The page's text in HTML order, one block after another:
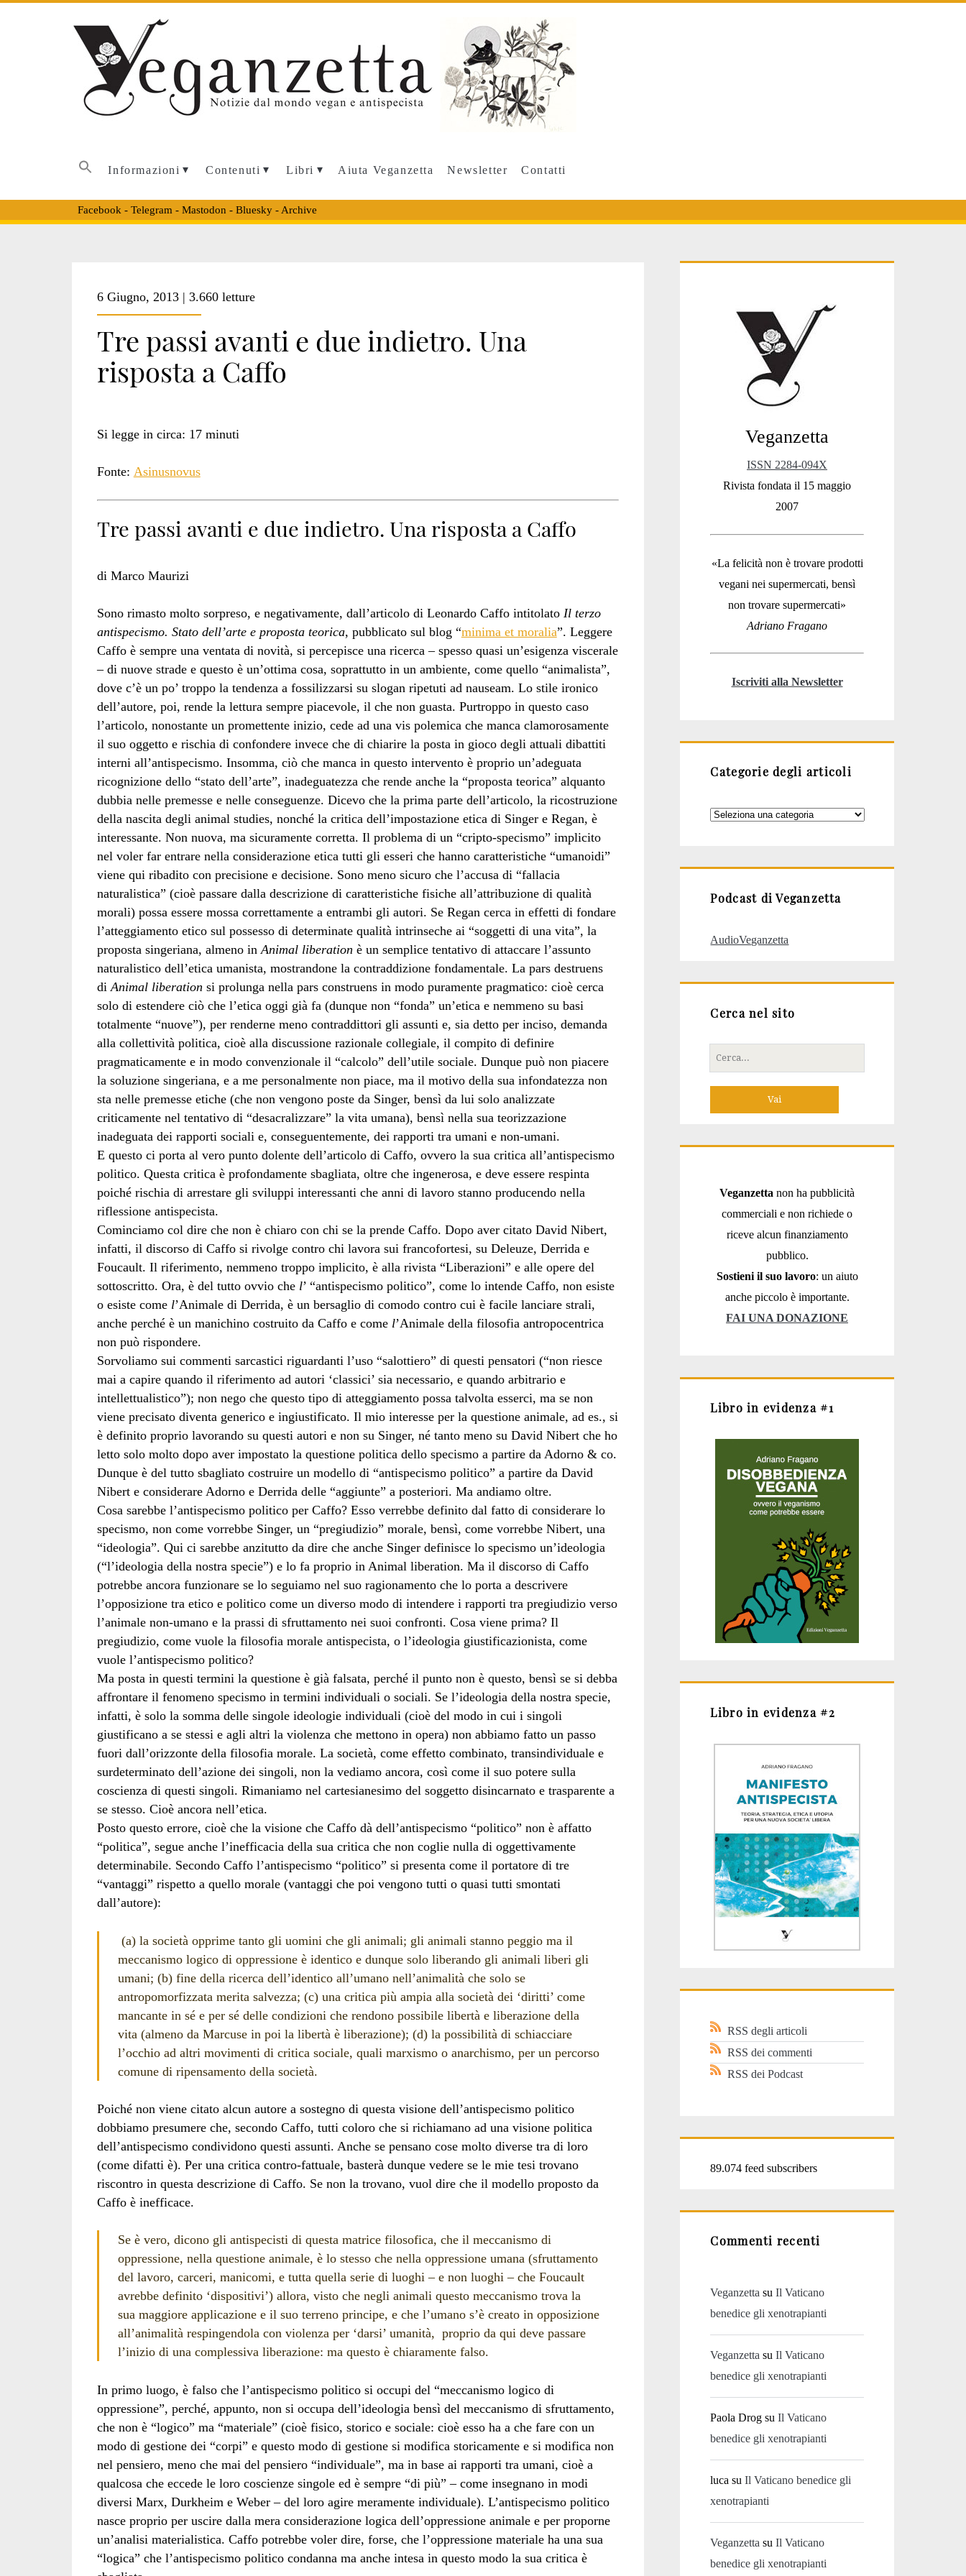
Informazioni Contenuti Libri Aiuta Veganzetta Newsletter Contatti
Facebook - Telegram - Mastodon - Bluesky- Archive
6 Giugno, 2013 | 3.660 letture
Tre passi avanti e due indietro. Una
risposta a Caffo
Si legge in circa: 17 minuti
Fonte: Asinusnovus
Tre passi avanti e due indietro. Una risposta a Caffo
di Marco Maurizi
Sono rimasto molto sorpreso, e negativamente, dall’articolo di Leonardo Caffo intitolato Il terzo
antispecismo. Stato dell’arte e proposta teorica, pubblicato sul blog “minima et moralia”. Leggere
Caffo è sempre una ventata di novità, si percepisce una ricerca – spesso quasi un’esigenza viscerale
– di nuove strade e questo è un’ottima cosa, soprattutto in un ambiente, come quello “animalista”,
dove c’è un po’ troppo la tendenza a fossilizzarsi su slogan ripetuti ad nauseam. Lo stile ironico
dell’autore, poi, rende la lettura sempre piacevole, il che non guasta. Purtroppo in questo caso
l’articolo, nonostante un promettente inizio, cede ad una vis polemica che manca clamorosamente
il suo oggetto e rischia di confondere invece che di chiarire la posta in gioco degli attuali dibattiti
interni all’antispecismo. Insomma, ciò che manca in questo intervento è proprio un’adeguata
ricognizione dello “stato dell’arte”, inadeguatezza che rende anche la “proposta teorica” alquanto
dubbia nelle premesse e nelle conseguenze. Dicevo che la prima parte dell’articolo, la ricostruzione
della nascita degli animal studies, nonché la critica dell’impostazione etica di Singer e Regan, è
interessante. Non nuova, ma sicuramente corretta. Il problema di un “cripto-specismo” implicito
nel voler far entrare nella considerazione etica tutti gli esseri che hanno caratteristiche “umanoidi”
viene qui ribadito con precisione e decisione. Sono meno sicuro che l’accusa di “fallacia
naturalistica” (cioè passare dalla descrizione di caratteristiche fisiche all’attribuzione di qualità
morali) possa essere mossa correttamente a entrambi gli autori. Se Regan cerca in effetti di fondare
l’atteggiamento etico sul possesso di determinate qualità intrinseche ai “soggetti di una vita”, la
proposta singeriana, almeno inAnimal liberation è un semplice tentativo di attaccare l’assunto
naturalistico dell’etica umanista, mostrandone la contraddizione fondamentale. La pars destruens
diAnimal liberation si prolunga nella pars construens in modo puramente pragmatico: cioè cerca
solo di estendere ciò che l’etica oggi già fa (dunque non “fonda” un’etica e nemmeno su basi
totalmente “nuove”), per renderne meno contraddittori gli assunti e, sia detto per inciso, demanda
alla collettività politica, cioè alla discussione razionale collegiale, il compito di definire
pragmaticamente e in modo convenzionale il “calcolo” dell’utile sociale. Dunque può non piacere
la soluzione singeriana, e a me personalmente non piace, ma il motivo della sua infondatezza non
sta nelle premesse etiche (che non vengono poste da Singer, bensì da lui solo analizzate
criticamente nel tentativo di “desacralizzare” la vita umana), bensì nella sua teorizzazione
inadeguata dei rapporti sociali e, conseguentemente, dei rapporti tra umani e non-umani.
E questo ci porta al vero punto dolente dell’articolo di Caffo, ovvero la sua critica all’antispecismo
politico. Questa critica è profondamente sbagliata, oltre che ingenerosa, e deve essere respinta
poiché rischia di arrestare gli sviluppi interessanti che anni di lavoro stanno producendo nella
riflessione antispecista.
Cominciamo col dire che non è chiaro con chi se la prende Caffo. Dopo aver citato David Nibert,
infatti, il discorso di Caffo si rivolge contro chi lavora sui francofortesi, su Deleuze, Derrida e
Foucault. Il riferimento, nemmeno troppo implicito, è alla rivista “Liberazioni” e alle opere del
sottoscritto. Ora, è del tutto ovvio che l’ “antispecismo politico”, come lo intende Caffo, non esiste
o esiste come l’Animale di Derrida, è un bersaglio di comodo contro cui è facile lanciare strali,
anche perché è un manichino costruito da Caffo e come l’Animale della filosofia antropocentrica
non può rispondere.
Sorvoliamo sui commenti sarcastici riguardanti l’uso “salottiero” di questi pensatori (“non riesce
mai a capire quando il riferimento ad autori ‘classici’ sia necessario, e quando arbitrario e
intellettualistico”); non nego che questo tipo di atteggiamento possa talvolta esserci, ma se non
viene precisato diventa generico e ingiustificato. Il mio interesse per la questione animale, ad es., si
è definito proprio lavorando su questi autori e non su Singer, né tanto meno su David Nibert che ho
letto solo molto dopo aver impostato la questione politica dello specismo a partire da Adorno & co.
Dunque è del tutto sbagliato costruire un modello di “antispecismo politico” a partire da David
Nibert e considerare Adorno e Derrida delle “aggiunte” a posteriori. Ma andiamo oltre.
Cosa sarebbe l’antispecismo politico per Caffo? Esso verrebbe definito dal fatto di considerare lo
specismo, non come vorrebbe Singer, un “pregiudizio” morale, bensì, come vorrebbe Nibert, una
“ideologia”. Qui ci sarebbe anzitutto da dire che anche Singer definisce lo specismo un’ideologia
(“l’ideologia della nostra specie”) e lo fa proprio in Animal liberation. Ma il discorso di Caffo
potrebbe ancora funzionare se lo seguiamo nel suo ragionamento che lo porta a descrivere
l’opposizione tra etico e politico come un diverso modo di intendere i rapporti tra pregiudizio verso
l’animale non-umano e la prassi di sfruttamento nei suoi confronti. Cosa viene prima? Il
pregiudizio, come vuole la filosofia morale antispecista, o l’ideologia giustificazionista, come
vuole l’antispecismo politico?
Ma posta in questi termini la questione è già falsata, perché il punto non è questo, bensì se si debba
affrontare il fenomeno specismo in termini individuali o sociali. Se l’ideologia della nostra specie,
infatti, è solo la somma delle singole ideologie individuali (cioè del modo in cui i singoli
giustificano a se stessi e agli altri la violenza che mettono in opera) non abbiamo fatto un passo
fuori dall’orizzonte della filosofia morale. La società, come effetto combinato, transindividuale e
surdeterminato dell’azione dei singoli, non la vediamo ancora, così come il suo potere sulla
coscienza di questi singoli. Rimaniamo nel cartesianesimo del soggetto disincarnato e trasparente a
se stesso. Cioè ancora nell’etica.
Posto questo errore, cioè che la visione che Caffo dà dell’antispecismo “politico” non è affatto
“politica”, segue anche l’inefficacia della sua critica che non coglie nulla di oggettivamente
determinabile. Secondo Caffo l’antispecismo “politico” si presenta come il portatore di tre
“vantaggi” rispetto a quello morale (vantaggi che poi vengono tutti o quasi tutti smontati
dall’autore):
(a) la società opprime tanto gli uomini che gli animali; gli animali stanno peggio ma il
meccanismo logico di oppressione è identico e dunque solo liberando gli animali liberi gli
umani; (b) fine della ricerca dell’identico all’umano nell’animalità che solo se
antropomorfizzata merita salvezza; (c) una critica più ampia alla società dei ‘diritti’ come
mancante in sé e per sé delle condizioni che rendono possibile libertà e liberazione della
vita (almeno da Marcuse in poi la libertà è liberazione); (d) la possibilità di schiacciare
l’occhio ad altri movimenti di critica sociale, quali marxismo o anarchismo, per un percorso
comune di ripensamento della società.
Poiché non viene citato alcun autore a sostegno di questa visione dell’antispecismo politico
dobbiamo presumere che, secondo Caffo, tutti coloro che si richiamano ad una visione politica
dell’antispecismo condividono questi assunti. Anche se pensano cose molto diverse tra di loro
(come difatti è). Per una critica contro-fattuale, basterà dunque vedere se le mie tesi trovano
riscontro in questa descrizione di Caffo. Se non la trovano, vuol dire che il modello proposto da
Caffo è inefficace.
Se è vero, dicono gli antispecisti di questa matrice filosofica, che il meccanismo di
oppressione, nella questione animale, è lo stesso che nella oppressione umana (sfruttamento
del lavoro, carceri, manicomi, e tutta quella serie di luoghi – e non luoghi – che Foucault
avrebbe definito ‘dispositivi’) allora, visto che negli animali questo meccanismo trova la
sua maggiore applicazione e il suo terreno principe, e che l’umano s’è creato in opposizione
all’animalità respingendola con violenza per ‘darsi’ umanità, proprio da qui deve passare
l’inizio di una complessiva liberazione: ma questo è chiaramente falso.
In primo luogo, è falso che l’antispecismo politico si occupi del “meccanismo logico di
oppressione”, perché, appunto, non si occupa dell’ideologia bensì del meccanismo di sfruttamento,
che non è “logico” ma “materiale” (cioè fisico, storico e sociale: cioè esso ha a che fare con un
modo di gestione dei “corpi” e questo modo di gestione si modifica storicamente e si modifica non
nel pensiero, meno che mai del pensiero “individuale”, ma in base ai rapporti tra umani, cioè a
qualcosa che eccede le loro coscienze singole ed è sempre “di più” – come insegnano in modi
diversi Marx, Durkheim e Weber – del loro agire meramente individuale). L’antispecismo politico
nasce proprio per uscire dalla mera considerazione logica dell’oppressione animale e per proporne
un’analisi materialistica. Caffo potrebbe voler dire, forse, che l’oppressione materiale ha una sua
“logica” che l’antispecismo politico condanna ma anche intesa in questo modo la sua critica è
Sidebar
Veganzetta
ISSN 2284-094X
Rivista fondata il 15 maggio
2007
«La felicità non è trovare prodotti
vegani nei supermercati, bensì
non trovare supermercati»
Adriano Fragano
Iscriviti alla Newsletter
Categorie degli articoli
Categorie
Podcast di Veganzetta
AudioVeganzetta
Cerca nel sito
Cerca
per:
Veganzetta non ha pubblicità
commerciali e non richiede o
riceve alcun finanziamento
pubblico.
Sostieni il suo lavoro: un aiuto
anche piccolo è importante.
FAI UNA DONAZIONE
Libro in evidenza #1
Libro in evidenza #2
RSS degli articoli
RSS dei commenti
RSS dei Podcast
89.074 feed subscribers
Commenti recenti
Veganzetta suIl Vaticano
benedice gli xenotrapianti
Veganzetta suIl Vaticano
benedice gli xenotrapianti
Paola Drog suIl Vaticano
benedice gli xenotrapianti
luca suIl Vaticano benedice gli
xenotrapianti
Veganzetta suIl Vaticano
benedice gli xenotrapianti